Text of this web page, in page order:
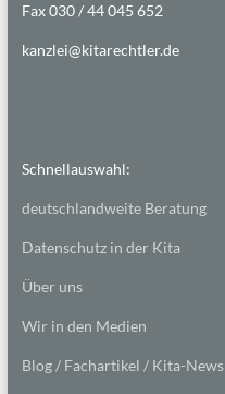
Fax 030 / 44 045 652
kanzlei@kitarechtler.de
Schnellauswahl:
deutschlandweite Beratung
Datenschutz in der Kita
Über uns
Wir in den Medien
Blog / Fachartikel / Kita-News